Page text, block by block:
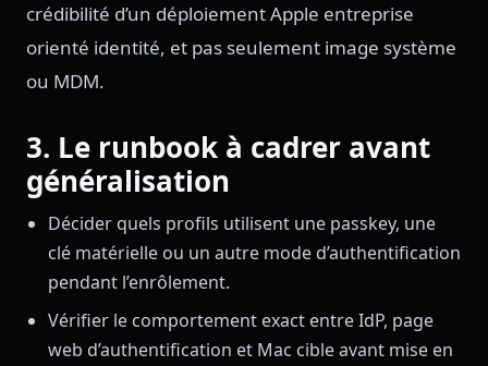
crédibilité d’un déploiement Apple entreprise
orienté identité, et pas seulement image système
ou MDM.
3. Le runbook à cadrer avant
généralisation
Décider quels profils utilisent une passkey, une
clé matérielle ou un autre mode d’authentification
pendant l’enrôlement.
Vérifier le comportement exact entre IdP, page
web d’authentification et Mac cible avant mise en